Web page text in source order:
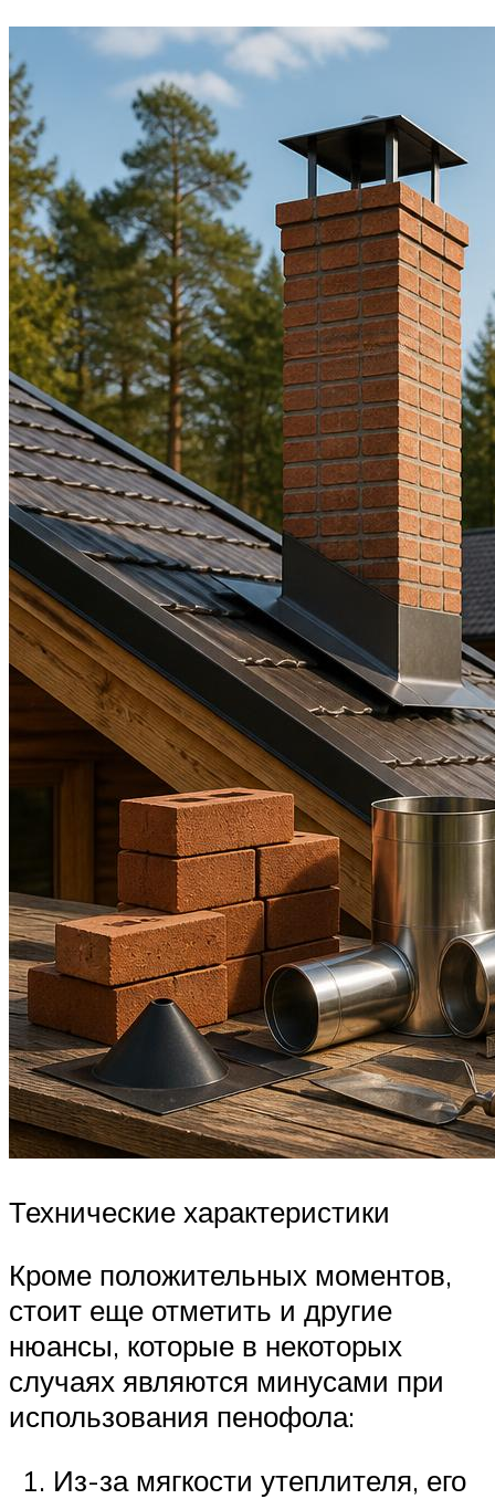
Технические характеристики
Кроме положительных моментов,
стоит еще отметить и другие
нюансы, которые в некоторых
случаях являются минусами при
использования пенофола:
Из-за мягкости утеплителя, его